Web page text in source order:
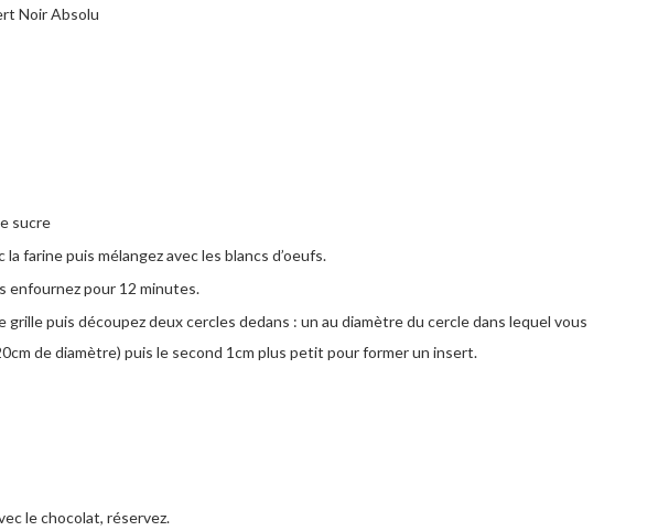
Noir Absolu
sucre
la farine puis mélangez avec les blancs d’oeufs.
enfournez pour 12 minutes.
grille puis découpez deux cercles dedans : un au diamètre du cercle dans lequel vous
de diamètre) puis le second 1cm plus petit pour former un insert.
le chocolat, réservez.